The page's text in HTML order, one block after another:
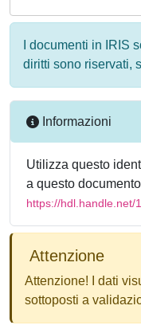
I documenti in IRIS
diritti sono riservati,
Informazioni
Utilizza questo
a questo
https://hdl.handle.net/
Attenzione
Attenzione! I dati
sottoposti a